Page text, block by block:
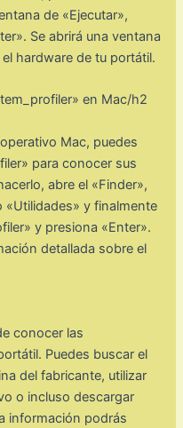
de «Ejecutar»,
Se abrirá una ventana
hardware de tu portátil.
en Mac/h2
Mac, puedes
para conocer sus
abre el «Finder»,
«Utilidades» y finalmente
y presiona «Enter».
detallada sobre el
conocer las
Puedes buscar el
del fabricante, utilizar
o incluso descargar
información podrás